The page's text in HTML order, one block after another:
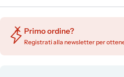
Primo ordine?
Registrati alla newsletter per